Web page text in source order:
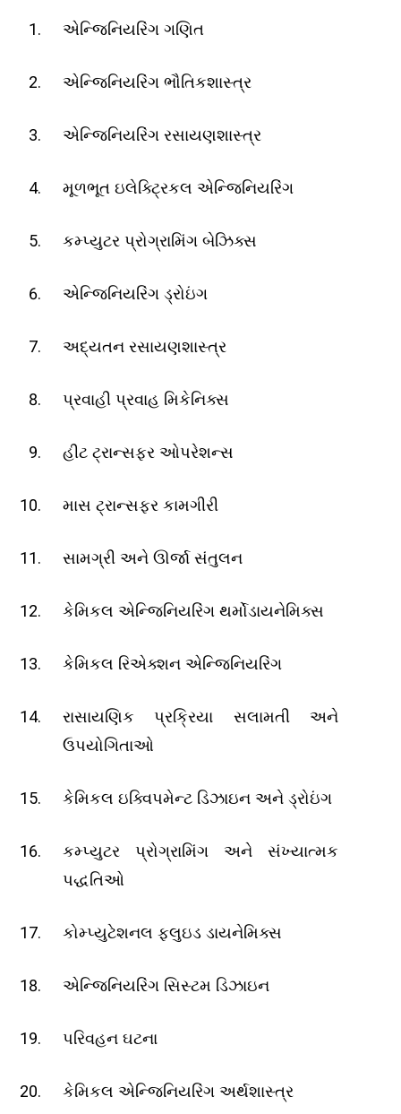
એન્જિનિયરિંગ ગણિત
એન્જિનિયરિંગ ભૌતિકશાસ્ત્ર
એન્જિનિયરિંગ રસાયણશાસ્ત્ર
મૂળભૂત ઇલેક્ટ્રિકલ એન્જિનિયરિંગ
કમ્પ્યુટર પ્રોગ્રામિંગ બેઝિક્સ
એન્જિનિયરિંગ ડ્રોઇંગ
અદ્યતન રસાયણશાસ્ત્ર
પ્રવાહી પ્રવાહ મિકેનિક્સ
હીટ ટ્રાન્સફર ઓપરેશન્સ
માસ ટ્રાન્સફર કામગીરી
સામગ્રી અને ઊર્જા સંતુલન
કેમિકલ એન્જિનિયરિંગ થર્મોડાયનેમિક્સ
કેમિકલ રિએક્શન એન્જિનિયરિંગ
રાસાયણિક પ્રક્રિયા સલામતી અને
ઉપયોગિતાઓ
કેમિકલ ઇક્વિપમેન્ટ ડિઝાઇન અને ડ્રોઇંગ
કમ્પ્યુટર પ્રોગ્રામિંગ અને સંખ્યાત્મક
પદ્ધતિઓ
કોમ્પ્યુટેશનલ ફ્લુઇડ ડાયનેમિક્સ
એન્જિનિયરિંગ સિસ્ટમ ડિઝાઇન
પરિવહન ઘટના
કેમિકલ એન્જિનિયરિંગ અર્થશાસ્ત્ર